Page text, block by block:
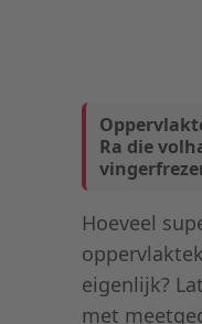
Ra die
Hoeveel
eigenlijk?
met